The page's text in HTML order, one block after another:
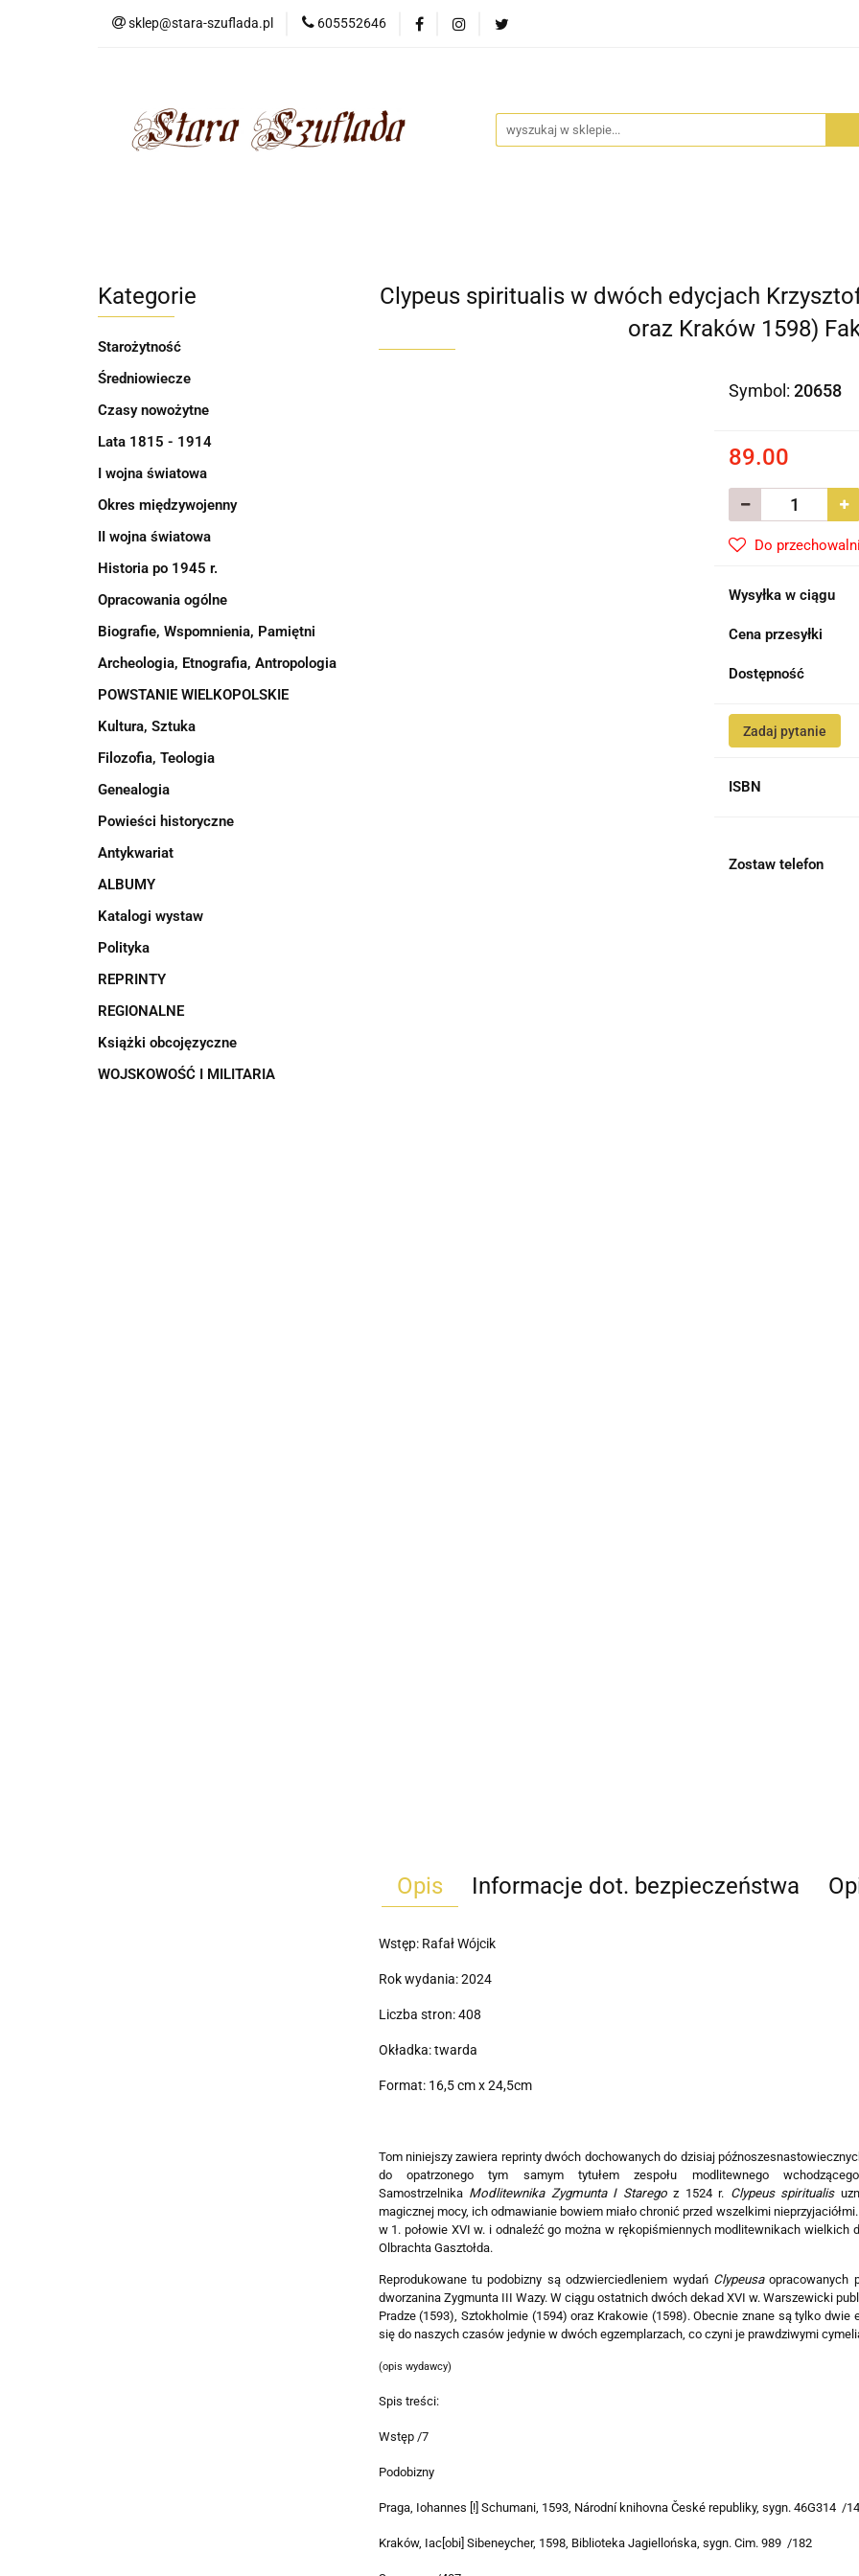
sklep@stara-szuflada.pl 605552646
NOWOŚCI STARA SZUFLADA
Kategorie
Starożytność
Średniowiecze
Czasy nowożytne
Lata 1815 - 1914
I wojna światowa
Okres międzywojenny
II wojna światowa
Historia po 1945 r.
Opracowania ogólne
Biografie, Wspomnienia, Pamiętni
Archeologia, Etnografia, Antropologia
POWSTANIE WIELKOPOLSKIE
Kultura, Sztuka
Filozofia, Teologia
Genealogia
Powieści historyczne
Antykwariat
ALBUMY
Katalogi wystaw
Polityka
REPRINTY
REGIONALNE
Książki obcojęzyczne
WOJSKOWOŚĆ I MILITARIA
Clypeus spiritualis w dwóch edycjach
oraz Kraków 1598)
Symbol:20658
89.00
Do przechowalni
Wysyłka w ciągu
Cena przesyłki
Dostępność
Zadaj pytanie
ISBN
Zostaw telefon
Opis Informacje dot. bezpieczeństwa
Wstęp: Rafał Wójcik
Rok wydania: 2024
Liczba stron: 408
Okładka: twarda
Format: 16,5 cm x 24,5cm
Tom niniejszy zawiera reprinty dwóch dochowanych do dzisiaj
do opatrzonego tym samym tytułem zespołu modlitewnego
Samostrzelnika Modlitewnika Zygmunta I Staregoz 1524 r. Clypeus spiritualis
magicznej mocy, ich odmawianie bowiem miało chronić przed wszelkimi
w 1. połowie XVI w. i odnaleźć go można w rękopiśmiennych modlitewnikach
Olbrachta Gasztołda.
Reprodukowane tu podobizny są odzwierciedleniem wydań Clypeusaopracowanych
dworzanina Zygmunta III Wazy. W ciągu ostatnich dwóch dekad XVI w. Warszewicki
Pradze (1593), Sztokholmie (1594) oraz Krakowie (1598). Obecnie znane są tylko
się do naszych czasów jedynie w dwóch egzemplarzach, co czyni je prawdziwymi
(opis wydawcy)
Spis treści:
Wstęp /7
Podobizny
Praga, Iohannes [!] Schumani, 1593, Národní knihovna České republiky, sygn. 46G314 /14
Kraków, Iac[obi] Sibeneycher, 1598, Biblioteka Jagiellońska, sygn. Cim. 989 /182